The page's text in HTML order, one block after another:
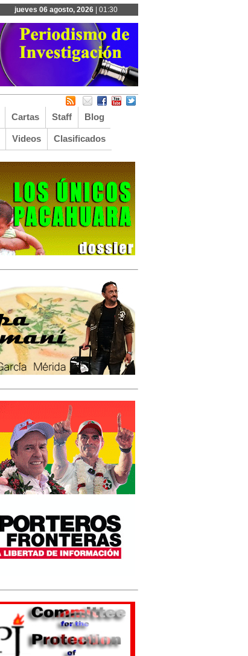
jueves 06 agosto, 2026| 01:30
Cartas Staff Blog
Videos Clasificados